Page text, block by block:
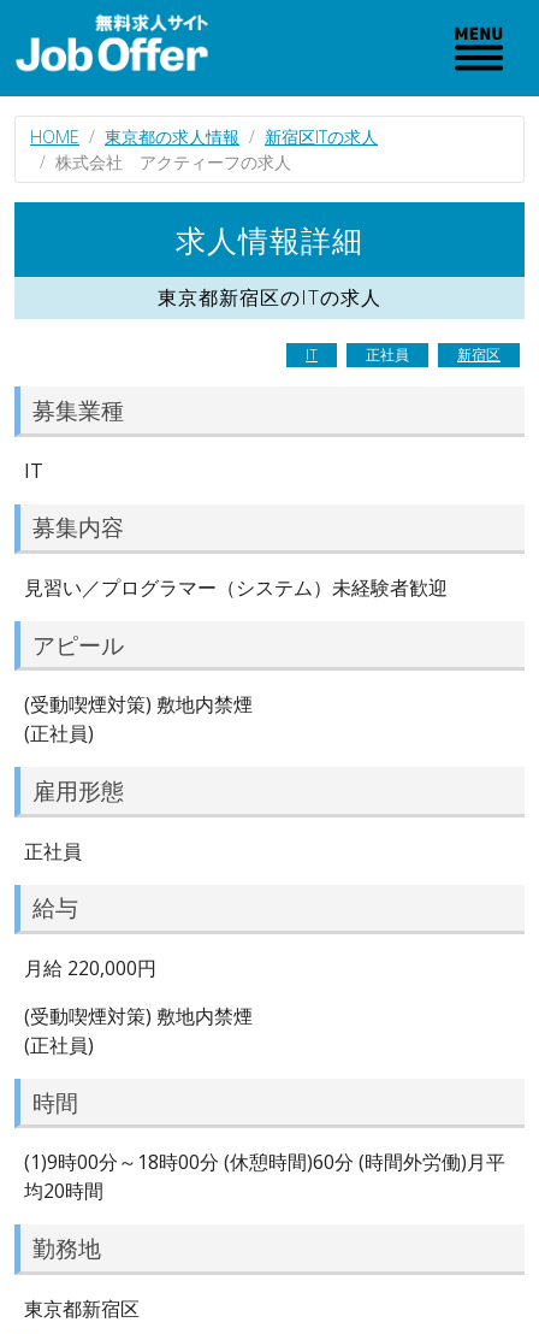
HOME 東京都の求人情報
新宿区ITの求人
株式会社 アクティーフの求人
求人情報詳細
東京都新宿区のITの求人
IT 正社員 新宿区
募集業種
IT
募集内容
見習い／プログラマー（システム）未経験者歓迎
アピール
(受動喫煙対策) 敷地内禁煙
(正社員)
雇用形態
正社員
給与
月給 220,000円
(受動喫煙対策) 敷地内禁煙
(正社員)
時間
(1)9時00分～18時00分 (休憩時間)60分 (時間外労働)月平
均20時間
勤務地
東京都新宿区